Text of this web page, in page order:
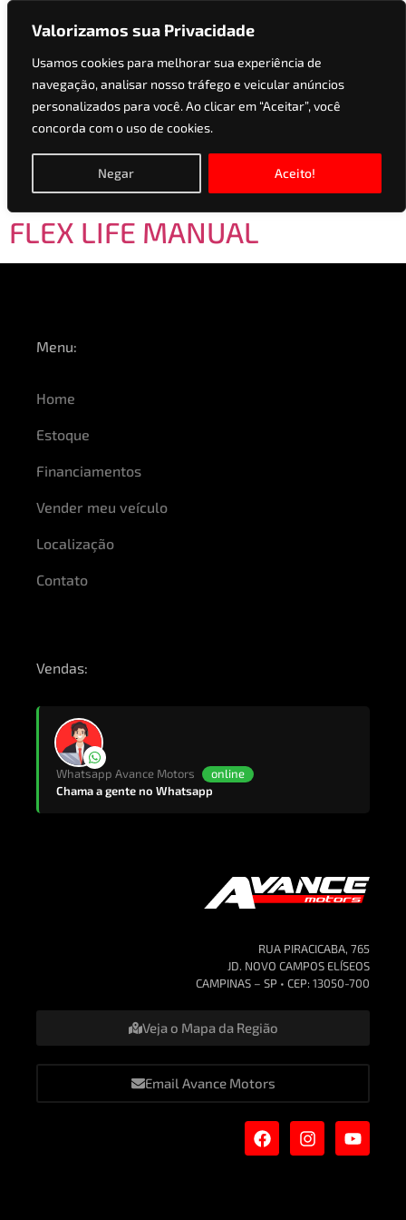
Valorizamos sua Privacidade
Usamos cookies para melhorar sua experiência de
navegação, analisar nosso tráfego e veicular anúncios
personalizados para você. Ao clicar em “Aceitar”, você
concorda com o uso de cookies.
Negar Aceito!
Versões:1.0 12V SCE
FLEX LIFE MANUAL
RENAULT KWID 1.0 12V SCE
FLEX LIFE MANUAL
Menu:
Home
Estoque
Financiamentos
Vender meu veículo
Localização
Contato
Vendas:
Whatsapp Avance Motors
online
Chama a gente no Whatsapp
RUA PIRACICABA, 765
JD. NOVO CAMPOS ELÍSEOS
CAMPINAS – SP • CEP: 13050-700
Veja o Mapa da Região
Email Avance Motors